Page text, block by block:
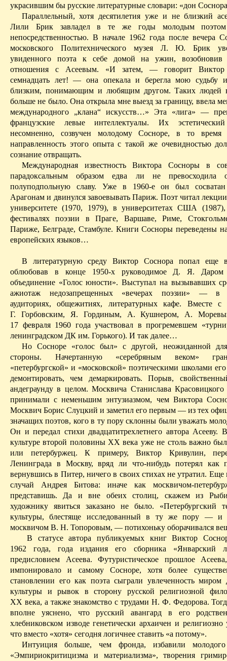
украсившим бы русские литературные словари: «дон
Параллельный, хотя десятилетия уже и не близкий
Лили Брик завладел в те же годы молодым
непосредственностью. В начале 1962 года после вечера
московского Политехнического музея Л. Ю. Брик
увиденного поэта к себе домой на ужин,
отношения с Асеевым. «И затем, — говорит
семнадцать лет! — она опекала и берегла мою судьбу
близким, понимающим и любящим другом. Таких людей
больше не было. Она открыла мне выезд за границу, ввела
международного „клана“ искусств…» Эта «лига» —
французские левые интеллектуалы. Их
несомненно, созвучен молодомуСосноре, в то время
направленность этого опыта с такой же очевидностью
сознание отвращать.
Международная известность Виктора Сосноры в
парадоксальным образом едва ли не превосходила
полуподпольную славу. Уже в 1960-е он был
Арагонам и двинулся завоевывать Париж. Поэт читал
университете (1970, 1979), в университетах США (1987),
фестивалях поэзии в Праге, Варшаве, Риме,
Париже, Белграде, Стамбуле. Книги Сосноры переведены
европейских языков…
В литературную среду Виктор Соснора попал еще
облюбовав в конце 1950-х руководимое Д. Я. Даром
объединение «Голос юности». Выступал на вызывавших
ажиотаж недозапрещенных «вечерах поэзии» — в
аудиториях, общежитиях, литературных кафе. Вместе с
Г. Горбовским, Я. Гординым, А. Кушнером, А.
17 февраля 1960 года участвовал в прогремевшем
ленинградском ДК им. Горького). И так далее…
Но Сосноре «голос был» с другой, неожиданной для
стороны. Начертанную «серебряным веком»
«петербургской» и «москов­ской» поэтическими школами его
демонтировать, чем демаркировать. Порыв,
андеграунду в целом. Москвича Станислава
принимали с неменьшим энтузиазмом, чем Виктора
Москвич Борис Слуцкий и заметил его первым — из тех
значащих поэтов, кого в ту пору склонны были уважать
Он и передал стихи двадцатитрехлетнего автора Асееву.
культуре второй половины ХХ века уже не столь важно
или петербуржец. К примеру, Виктор Кривулин,
Ленинграда в Москву, вряд ли что-нибудь потерял как
вернувшисьв Питер, ничего в своих стихах не утратил. Еще
случай Андрея Битова: иначе как москвичом-
представишь. Да и вне обеих столиц, скажем из
художнику явиться заказано не было. «Петербургский
культуры, блестяще исследованный в ту же пору —и
москвичом В. Н. Топоровым, — потихоньку оборачивался
В статусе автора публикуемых книг Виктор
1962 года, года издания его сборника
предисловием Асеева. Футуристическое прошлое
импонировало и самому Сосноре, хотя более
становлении его как поэта сыграли увлеченность миром
культуры и рывок в сторону русской религиозной
XX века, а также знакомство с трудами Н. Ф. Федорова.
вполне уяснено, что русский авангард в его
хлебниковском изводе генетически архаичен и
что вместо «хотя» сегодня логичнее ставить «а потому».
Интуиция больше, чем фронда, избавили
«Эмпирио­критицизма и материализма», творения